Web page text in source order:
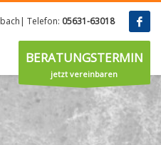
Telefon: 05631-63018
BERATUNGSTERMIN
jetzt vereinbaren